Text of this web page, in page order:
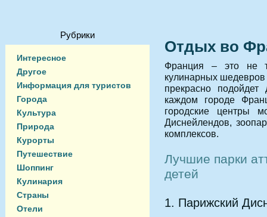
Рубрики
Интересное
Другое
Информация для туристов
Города
Культура
Природа
Курорты
Путешествие
Шоппинг
Кулинария
Страны
Отели
Отдых во
Франция – это не
кулинарных шедевров
прекрасно
каждом городе
городские центры
Диснейлендов,
комплексов.
Лучшие парки
детей
1. Парижский